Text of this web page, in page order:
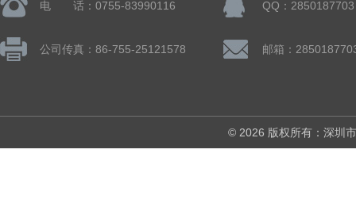
电 话：0755-83990116 QQ：2850187703
公司传真：86-755-25121578 邮箱：
© 2026 版权所有：深圳